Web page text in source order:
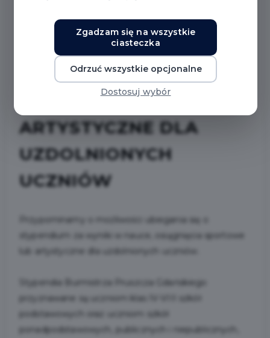
GDAŃSKIEGO ZA
WYNIKI W NAUCE,
OSIĄGNIĘCIA
SPORTOWE LUB
ARTYSTYCZNE DLA
UZDOLNIONYCH
UCZNIÓW
Przypominamy o możliwości ubiegania się o
stypendium za wyniki w nauce, osiągnięcia sportowe
lub artystyczne dla uzdolnionych uczniów.
Stypendia Burmistrza Pruszcza Gdańskiego
przyznawane są uczniom klas IV-VIII szkół
podstawowych oraz uczniom szkół
ponadpodstawowych, publicznych i niepublicznych,
Zgadzam się na wszystkie
ciasteczka
Odrzuć wszystkie opcjonalne
Dostosuj wybór